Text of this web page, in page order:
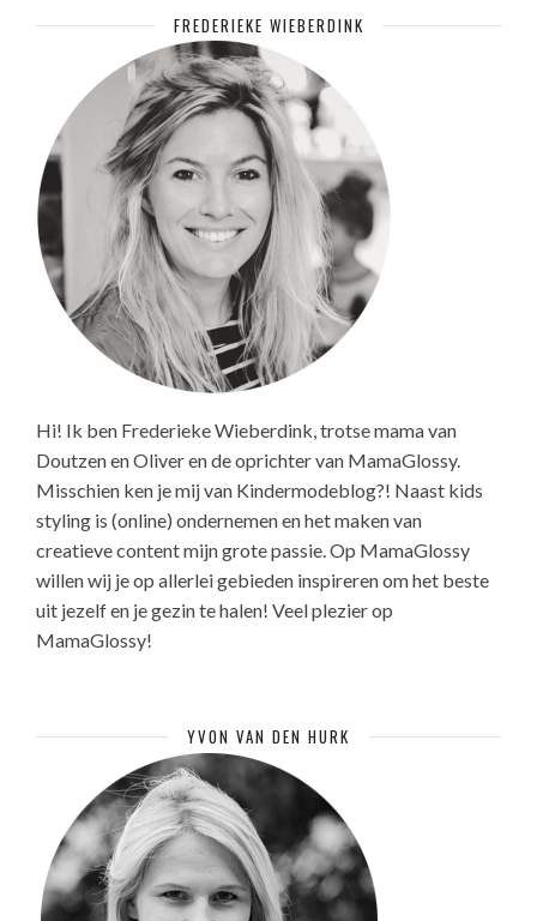
FREDERIEKE WIEBERDINK
Hi! Ik ben Frederieke Wieberdink, trotse mama van
Doutzen en Oliver en de oprichter van MamaGlossy.
Misschien ken je mij van Kindermodeblog?! Naast kids
styling is (online) ondernemen en het maken van
creatieve content mijn grote passie. Op MamaGlossy
willen wij je op allerlei gebieden inspireren om het beste
uit jezelf en je gezin te halen! Veel plezier op
MamaGlossy!
YVON VAN DEN HURK